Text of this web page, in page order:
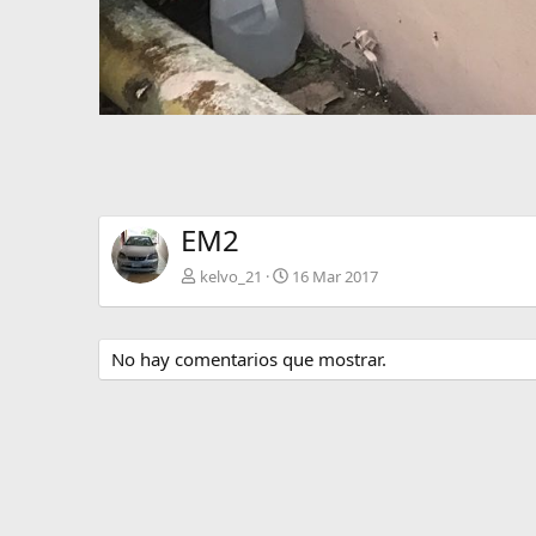
EM2
kelvo_21 16 Mar 2017
No hay comentarios que mostrar.